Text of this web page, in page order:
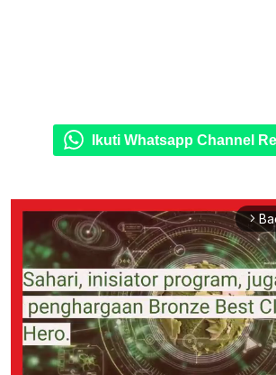
Ikuti Whatsapp Channel
arrow_forward_ios